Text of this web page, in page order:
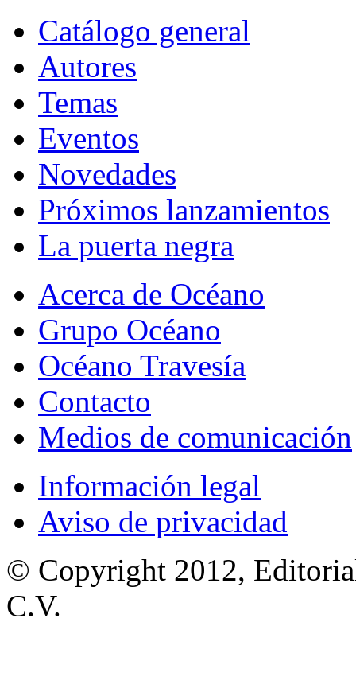
Catálogo general
Autores
Temas
Eventos
Novedades
Próximos lanzamientos
La puerta negra
Acerca de Océano
Grupo Océano
Océano Travesía
Contacto
Medios de comunicación
Información legal
Aviso de privacidad
© Copyright 2012,
C.V.